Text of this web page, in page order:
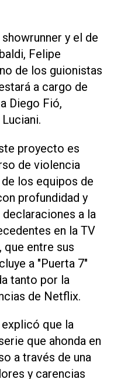
y el de
Felipe
de los guionistas
a cargo de
Diego Fió,
proyecto es
de violencia
los equipos de
profundidad y
a la
en la TV
que entre sus
a "Puerta 7"
tanto por la
de Netflix.
que la
que ahonda en
a través de una
y carencias